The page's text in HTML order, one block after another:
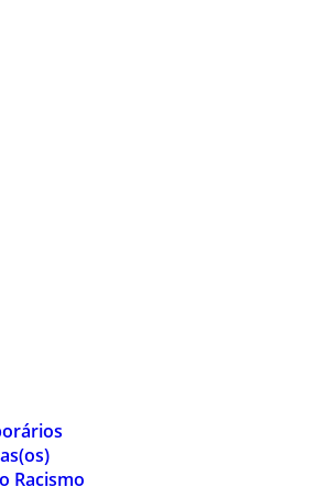
de escola do Estado do Rio Grande do Sul
Racismo